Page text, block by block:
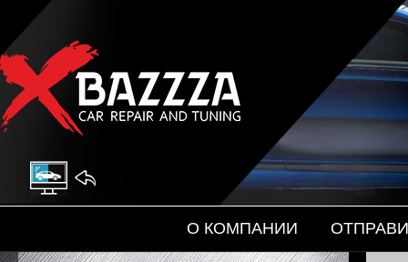
О КОМПАНИИ